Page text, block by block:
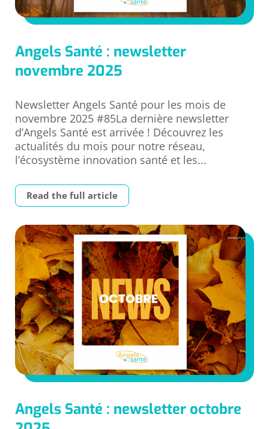
Angels Santé : newsletter
novembre 2025
Newsletter Angels Santé pour les mois de
novembre 2025 #85La dernière newsletter
d’Angels Santé est arrivée ! Découvrez les
actualités du mois pour notre réseau,
l’écosystème innovation santé et les...
Read the full article
Angels Santé : newsletter octobre